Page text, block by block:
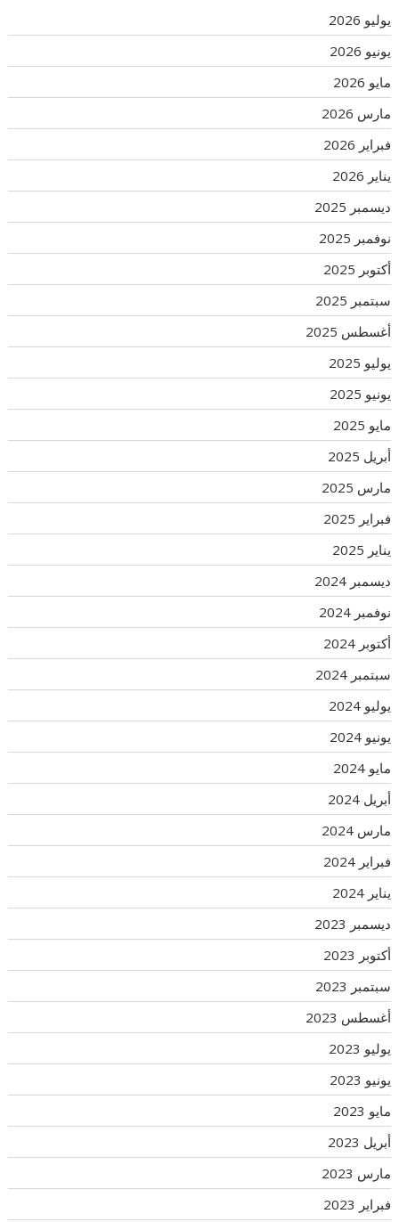
يوليو 2026
يونيو 2026
مايو 2026
مارس 2026
فبراير 2026
يناير 2026
ديسمبر 2025
نوفمبر 2025
أكتوبر 2025
سبتمبر 2025
أغسطس 2025
يوليو 2025
يونيو 2025
مايو 2025
أبريل 2025
مارس 2025
فبراير 2025
يناير 2025
ديسمبر 2024
نوفمبر 2024
أكتوبر 2024
سبتمبر 2024
يوليو 2024
يونيو 2024
مايو 2024
أبريل 2024
مارس 2024
فبراير 2024
يناير 2024
ديسمبر 2023
أكتوبر 2023
سبتمبر 2023
أغسطس 2023
يوليو 2023
يونيو 2023
مايو 2023
أبريل 2023
مارس 2023
فبراير 2023